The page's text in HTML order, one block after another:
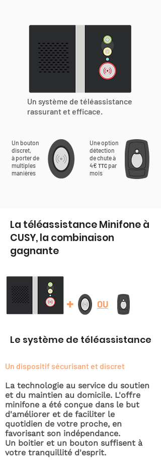
Un système de téléassistance
rassurant et efficace.
Un bouton
discret,
à porter de
multiples
manières
Une option
détection
de chute à
4€ TTC par
mois
La téléassistance Minifone à
CUSY, la combinaison
gagnante
+ OU
Le système de téléassistance
Un dispositif sécurisant et discret
La technologie au service du soutien
et du maintien au domicile. L'offre
minifone a été conçue dans le but
d'améliorer et de faciliter le
quotidien de votre proche, en
favorisant son indépendance.
Un boitier et un bouton suffisent à
votre tranquillité d'esprit.